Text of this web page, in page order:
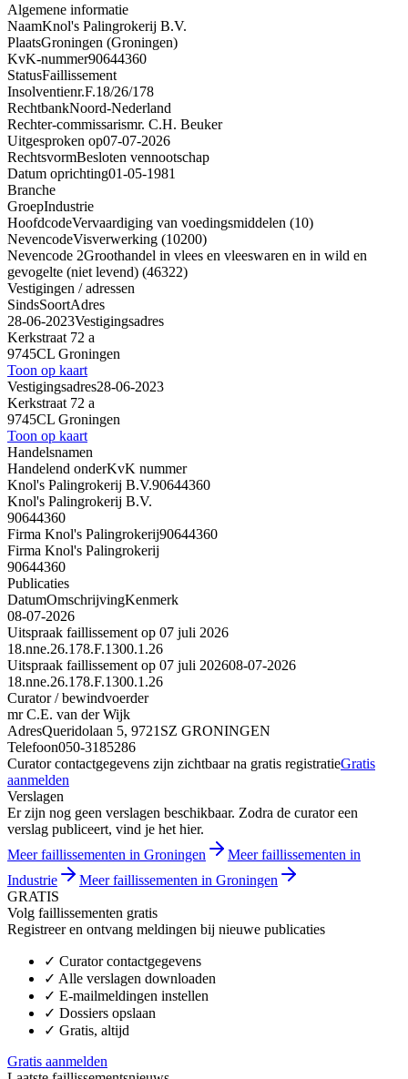
Algemene informatie
NaamKnol's Palingrokerij B.V.
PlaatsGroningen (Groningen)
KvK-nummer90644360
StatusFaillissement
Insolventienr.F.18/26/178
RechtbankNoord-Nederland
Rechter-commissarismr. C.H. Beuker
Uitgesproken op07-07-2026
RechtsvormBesloten vennootschap
Datum oprichting01-05-1981
Branche
GroepIndustrie
HoofdcodeVervaardiging van voedingsmiddelen (10)
NevencodeVisverwerking (10200)
Nevencode 2Groothandel in vlees en vleeswaren en in wild en
gevogelte (niet levend) (46322)
Vestigingen / adressen
SindsSoortAdres
28-06-2023Vestigingsadres
Kerkstraat 72 a
9745CL Groningen
Toon op kaart
Vestigingsadres28-06-2023
Kerkstraat 72 a
9745CL Groningen
Toon op kaart
Handelsnamen
Handelend onderKvK nummer
Knol's Palingrokerij B.V.90644360
Knol's Palingrokerij B.V.
90644360
Firma Knol's Palingrokerij90644360
Firma Knol's Palingrokerij
90644360
Publicaties
DatumOmschrijvingKenmerk
08-07-2026
Uitspraak faillissement op 07 juli 2026
18.nne.26.178.F.1300.1.26
Uitspraak faillissement op 07 juli 202608-07-2026
18.nne.26.178.F.1300.1.26
Curator / bewindvoerder
mr C.E. van der Wijk
AdresQueridolaan 5, 9721SZ GRONINGEN
Telefoon050-3185286
Curator contactgegevens zijn zichtbaar na gratis registratieGratis
aanmelden
Verslagen
Er zijn nog geen verslagen beschikbaar. Zodra de curator een
verslag publiceert, vind je het hier.
Meer faillissementen in Groningen
Meer faillissementen in
Industrie
Meer faillissementen in Groningen
GRATIS
Volg faillissementen gratis
Registreer en ontvang meldingen bij nieuwe publicaties
✓ Curator contactgegevens
✓ Alle verslagen downloaden
✓ E-mailmeldingen instellen
✓ Dossiers opslaan
✓ Gratis, altijd
Gratis aanmelden